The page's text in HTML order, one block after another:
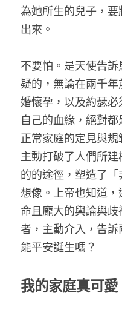
為她所生的兒子，
出來。
不要怕。是天使告
疑的，無論在兩千
婚懷孕，以及約瑟
自己的血緣，絕對
正常家庭的定見與
主動打破了人們所
的的途徑，塑造了
想像。上帝也知道
命且龐大的輿論與
者，主動介入，告
能平安誕生嗎？
我的家庭真可愛